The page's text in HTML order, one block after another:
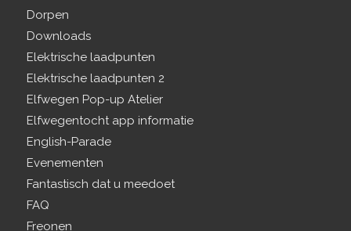
Dorpen
Downloads
Elektrische laadpunten
Elektrische laadpunten 2
Elfwegen Pop-up Atelier
Elfwegentocht app informatie
English-Parade
Evenementen
Fantastisch dat u meedoet
FAQ
Freonen